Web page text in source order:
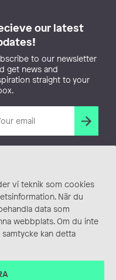
vi teknik som cookies
När du
data som
webbplats. Om du inte
kan detta
our latest
to our newsletter
get news and
straight to your